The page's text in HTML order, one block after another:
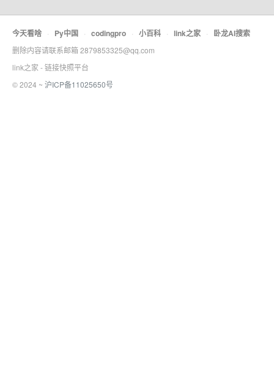
今天看啥 · Py中国 · codingpro · 小百科 · link之家 · 卧龙AI搜索
删除内容请联系邮箱 2879853325@qq.com
link之家 - 链接快照平台
© 2024 ~ 沪ICP备11025650号